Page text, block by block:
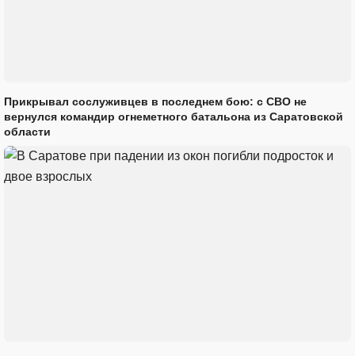
Прикрывал сослуживцев в последнем бою: с СВО не
вернулся командир огнеметного батальона из Саратовской
области